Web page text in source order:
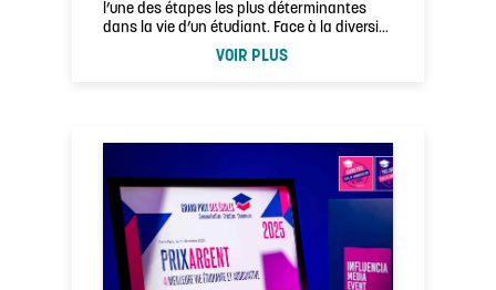
l’une des étapes les plus déterminantes
dans la vie d’un étudiant. Face à la diversité
VOIR PLUS